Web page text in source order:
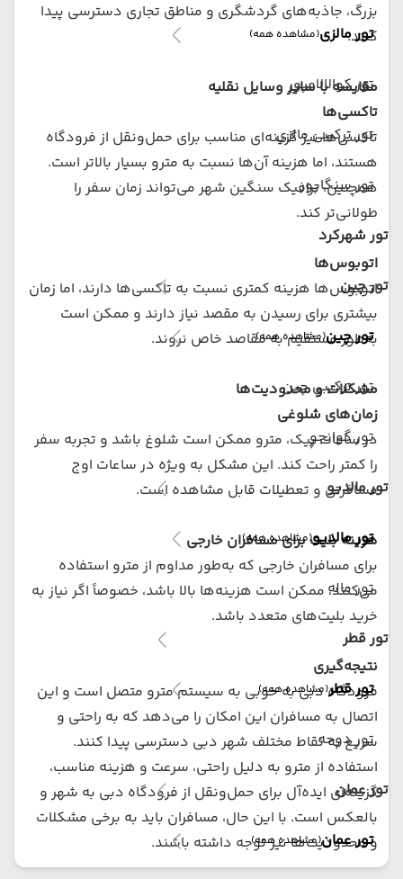
تور مالزی(مشاهده همه)
تور کوالالامپور
تور ترکیبی مالزی
تور سنگاپور
تور شهرکرد
تور چین
تور چین(مشاهده همه)
تور ترکیبی چین
تور گوانجو
تور مالدیو
تور مالدیو(مشاهده همه)
تور ماله
تور قطر
تور قطر(مشاهده همه)
تور دوحه
تور عمان
تور عمان(مشاهده همه)
بزرگ، جاذبه‌های گردشگری و مناطق تجاری دسترسی پیدا
کنند.
مقایسه با سایر وسایل نقلیه
تاکسی‌ها
تاکسی‌ها نیز گزینه‌ای مناسب برای حمل‌ونقل از فرودگاه
هستند، اما هزینه آن‌ها نسبت به مترو بسیار بالاتر است.
همچنین، ترافیک سنگین شهر می‌تواند زمان سفر را
طولانی‌تر کند.
اتوبوس‌ها
اتوبوس‌ها هزینه کمتری نسبت به تاکسی‌ها دارند، اما زمان
بیشتری برای رسیدن به مقصد نیاز دارند و ممکن است
به‌طور مستقیم به مقاصد خاص نروند.
مشکلات و محدودیت‌ها
زمان‌های شلوغی
در ساعات پیک، مترو ممکن است شلوغ باشد و تجربه سفر
را کمتر راحت کند. این مشکل به ویژه در ساعات اوج
مسافرتی و تعطیلات قابل مشاهده است.
هزینه بلیت برای مسافران خارجی
برای مسافران خارجی که به‌طور مداوم از مترو استفاده
می‌کنند، ممکن است هزینه‌ها بالا باشد، خصوصاً اگر نیاز به
خرید بلیت‌های متعدد باشد.
نتیجه‌گیری
فرودگاه دبی به خوبی به سیستم مترو متصل است و این
اتصال به مسافران این امکان را می‌دهد که به راحتی و
سریع به نقاط مختلف شهر دبی دسترسی پیدا کنند.
استفاده از مترو به دلیل راحتی، سرعت و هزینه مناسب،
گزینه‌ای ایده‌آل برای حمل‌ونقل از فرودگاه دبی به شهر و
بالعکس است. با این حال، مسافران باید به برخی مشکلات
و محدودیت‌ها نیز توجه داشته باشند.